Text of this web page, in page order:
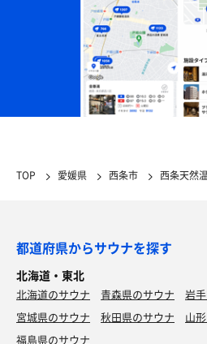
TOP 愛媛県 西条市 西条天然
都道府県からサウナを探す
北海道・東北
北海道のサウナ 青森県のサウナ
岩
宮城県のサウナ
秋田県のサウナ
山
福島県のサウナ